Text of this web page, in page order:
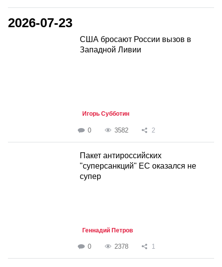
2026-07-23
США бросают России вызов в
Западной Ливии
Игорь Субботин
0 3582 2
Пакет антироссийских
"суперсанкций" ЕС оказался не
супер
Геннадий Петров
0 2378 1